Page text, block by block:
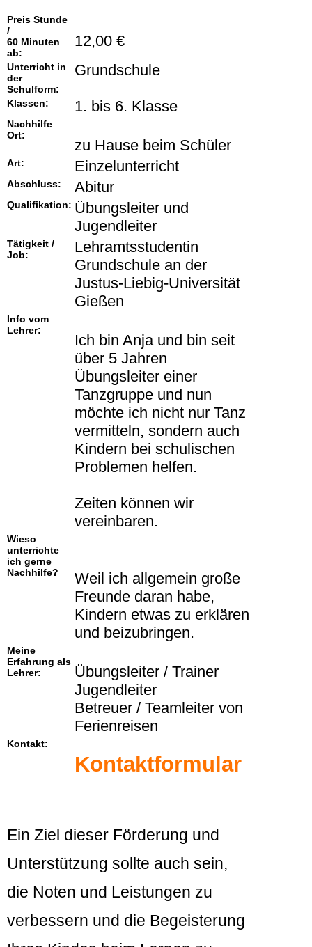
Preis Stunde
/
60 Minuten
ab:
12,00 €
Unterricht in
der
Schulform:
Grundschule
Klassen: 1. bis 6. Klasse
Nachhilfe
Ort:
zu Hause beim Schüler
Art: Einzelunterricht
Abschluss: Abitur
Qualifikation: Übungsleiter und
Jugendleiter
Tätigkeit /
Job:
Lehramtsstudentin
Grundschule an der
Justus-Liebig-Universität
Gießen
Info vom
Lehrer:
Ich bin Anja und bin seit
über 5 Jahren
Übungsleiter einer
Tanzgruppe und nun
möchte ich nicht nur Tanz
vermitteln, sondern auch
Kindern bei schulischen
Problemen helfen.
Zeiten können wir
vereinbaren.
Wieso
unterrichte
ich gerne
Nachhilfe?
Weil ich allgemein große
Freunde daran habe,
Kindern etwas zu erklären
und beizubringen.
Meine
Erfahrung als
Lehrer:
Übungsleiter / Trainer
Jugendleiter
Betreuer / Teamleiter von
Ferienreisen
Kontakt:
Kontaktformular
Ein Ziel dieser Förderung und
Unterstützung sollte auch sein,
die Noten und Leistungen zu
verbessern und die Begeisterung